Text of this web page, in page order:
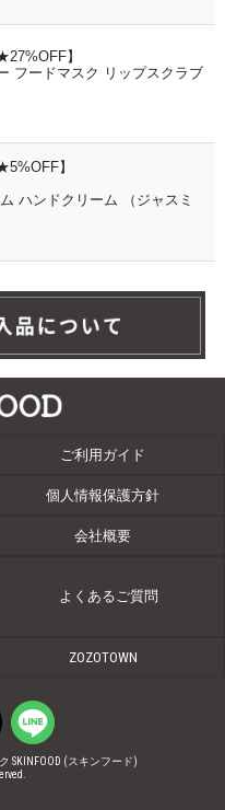
】
フードマスク リップスクラブ
】
ハンドクリーム （ジャスミ
ご利用ガイド
個人情報保護方針
会社概要
よくあるご質問
ZOZOTOWN
SKINFOOD (スキンフード)